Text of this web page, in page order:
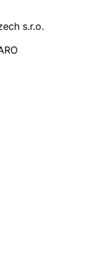
s.r.o.